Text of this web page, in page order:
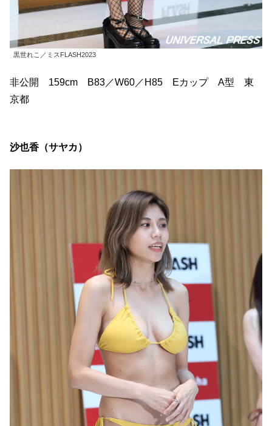
黒世れこ／ミスFLASH2023
非公開 159cm B83／W60／H85 Eカップ A型 東
京都
沙也香（サヤカ）